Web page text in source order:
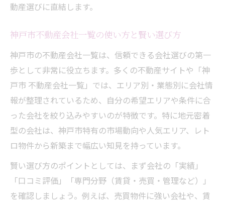
動産選びに直結します。
神戸市不動産会社一覧の使い方と賢い選び方
神戸市の不動産会社一覧は、信頼できる会社選びの第一
歩として非常に役立ちます。多くの不動産サイトや「神
戸市 不動産会社一覧」では、エリア別・業態別に会社情
報が整理されているため、自分の希望エリアや条件に合
った会社を絞り込みやすいのが特徴です。特に地元密着
型の会社は、神戸市特有の市場動向や人気エリア、レト
ロ物件から新築まで幅広い知見を持っています。
賢い選び方のポイントとしては、まず会社の「実績」
「口コミ評価」「専門分野（賃貸・売買・管理など）」
を確認しましょう。例えば、売買物件に強い会社や、賃